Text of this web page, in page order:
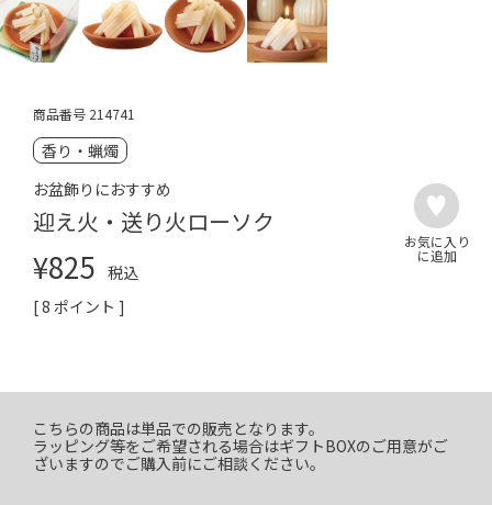
商品番号 214741
香り・蝋燭
お盆飾りにおすすめ
迎え火・送り火ローソク
¥825 税込
[8 ポイント ]
こちらの商品は単品での販売となります。
ラッピング等をご希望される場合はギフトBOXのご用意がご
ざいますのでご購入前にご相談ください。